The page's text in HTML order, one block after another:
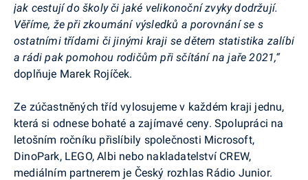
jak cestují do školy či jaké velikonoční zvyky dodržují.
Věříme, že při zkoumání výsledků a porovnání se s
ostatními třídami či jinými kraji se dětem statistika zalíbí
a rádi pak pomohou rodičům při sčítání na jaře 2021,“
doplňuje Marek Rojíček.
Ze zúčastněných tříd vylosujeme v každém kraji jednu,
která si odnese bohaté a zajímavé ceny. Spolupráci na
letošním ročníku přislíbily společnosti Microsoft,
DinoPark, LEGO, Albi nebo nakladatelství CREW,
mediálním partnerem je Český rozhlas Rádio Junior.